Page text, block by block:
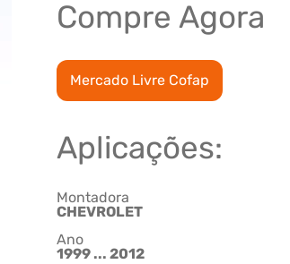
Compre Agora
Mercado Livre Cofap
Aplicações:
Montadora
CHEVROLET
Ano
1999 ... 2012